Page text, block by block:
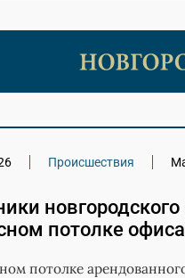
Происшествия
потолке офиса
потолке